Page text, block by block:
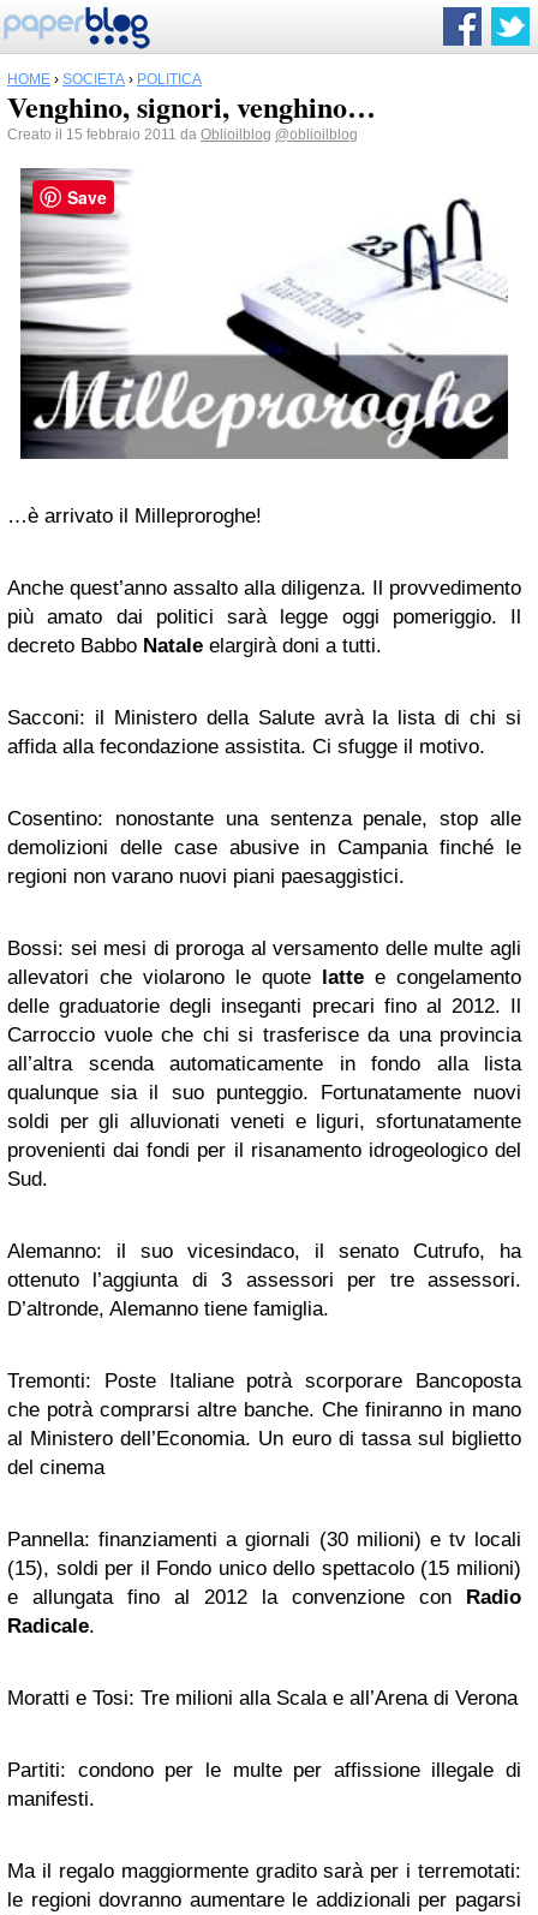
HOME › SOCIETÀ › POLITICA
Venghino, signori, venghino…
Creato il 15 febbraio 2011 da Oblioilblog @oblioilblog
…è arrivato il Milleproroghe!
Anche quest’anno assalto alla diligenza. Il provvedimento
più amato dai politici sarà legge oggi pomeriggio. Il
decreto Babbo Natale elargirà doni a tutti.
Sacconi: il Ministero della Salute avrà la lista di chi si
affida alla fecondazione assistita. Ci sfugge il motivo.
Cosentino: nonostante una sentenza penale, stop alle
demolizioni delle case abusive in Campania finché le
regioni non varano nuovi piani paesaggistici.
Bossi: sei mesi di proroga al versamento delle multe agli
allevatori che violarono le quote
latte e congelamento
delle graduatorie degli inseganti precari fino al 2012. Il
Carroccio vuole che chi si trasferisce da una provincia
all’altra scenda automaticamente in fondo alla lista
qualunque sia il suo punteggio. Fortunatamente nuovi
soldi per gli alluvionati veneti e liguri, sfortunatamente
provenienti dai fondi per il risanamento idrogeologico del
Sud.
Alemanno: il suo vicesindaco, il senato Cutrufo, ha
ottenuto l’aggiunta di 3 assessori per tre assessori.
D’altronde, Alemanno tiene famiglia.
Tremonti: Poste Italiane potrà scorporare Bancoposta
che potrà comprarsi altre banche. Che finiranno in mano
al Ministero dell’Economia. Un euro di tassa sul biglietto
del cinema
Pannella: finanziamenti a giornali (30 milioni) e tv locali
(15), soldi per il Fondo unico dello spettacolo (15 milioni)
e allungata fino al 2012 la convenzione con
Radio
Radicale.
Moratti e Tosi: Tre milioni alla Scala e all’Arena di Verona
Partiti: condono per le multe per affissione illegale di
manifesti.
Ma il regalo maggiormente gradito sarà per i terremotati:
le regioni dovranno aumentare le addizionali per pagarsi
Save